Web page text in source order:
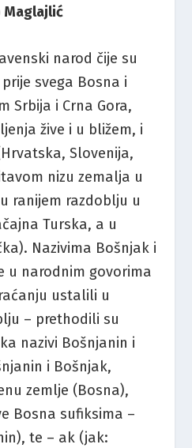
Maglajlić
narod čije su
svega Bosna i
Srbija i Crna Gora,
žive i u bližem, i
Slovenija,
nizu zemalja u
ranijem razdoblju u
Turska, a u
Nazivima Bošnjak i
u narodnim govorima
ustalili u
– prethodili su
nazivi Bošnjanin i
i Bošnjak,
zemlje (Bosna),
Bosna sufiksima –
te – ak (jak: